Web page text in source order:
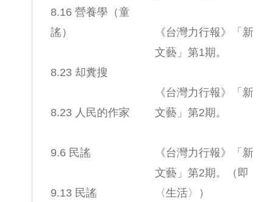
8.16 營養學（童
謠）
8.23 却糞搜
8.23 人民的作家
9.6 民謠
9.13 民謠
《台灣力行報》「新
文藝」第1期。
《台灣力行報》「新
文藝」第2期。
《台灣力行報》「新
文藝」第2期。（即
〈生活〉）